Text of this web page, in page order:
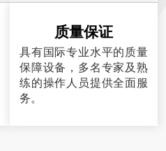
质量保证
具有国际专业水平的质量
保障设备，多名专家及熟
练的操作人员提供全面服
务。